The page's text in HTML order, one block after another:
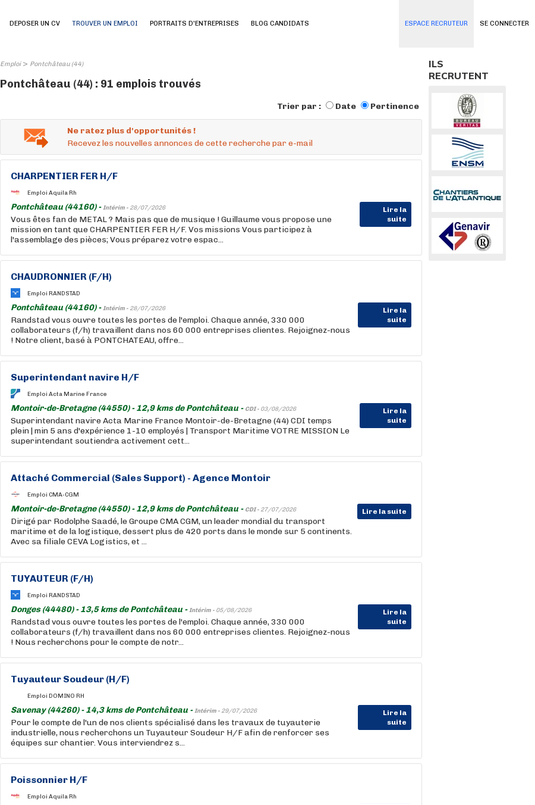
SE CONNECTER
DEPOSER UN CV TROUVER UN EMPLOI PORTRAITS D'ENTREPRISES BLOG CANDIDATS ESPACE RECRUTEUR
Emploi> Pontchâteau (44)
Pontchâteau (44) : 91 emplois trouvés
Trier par : Date Pertinence
Ne ratez plus d'opportunités !
Recevez les nouvelles annonces de cette recherche par e-mail
CHARPENTIER FER H/F
Emploi Aquila Rh
Pontchâteau (44160) -Intérim - 28/07/2026
Lire la
suite
Vous êtes fan de METAL ? Mais pas que de musique ! Guillaume vous propose une
mission en tant que CHARPENTIER FER H/F. Vos missions Vous participez à
l'assemblage des pièces; Vous préparez votre espac...
CHAUDRONNIER (F/H)
Emploi RANDSTAD
Pontchâteau (44160) -Intérim - 28/07/2026
Lire la
suite
Randstad vous ouvre toutes les portes de l'emploi. Chaque année, 330 000
collaborateurs (f/h) travaillent dans nos 60 000 entreprises clientes. Rejoignez-nous
! Notre client, basé à PONTCHATEAU, offre...
Superintendant navire H/F
Emploi Acta Marine France
Montoir-de-Bretagne (44550) - 12,9 kms de Pontchâteau - CDI - 03/08/2026
Lire la
suite
Superintendant navire Acta Marine France Montoir-de-Bretagne (44) CDI temps
plein | min 5 ans d'expérience 1-10 employés | Transport Maritime VOTRE MISSION Le
superintendant soutiendra activement cett...
Attaché Commercial (Sales Support) - Agence Montoir
Emploi CMA-CGM
Montoir-de-Bretagne (44550) - 12,9 kms de Pontchâteau - CDI - 27/07/2026 Lire la suite
Dirigé par Rodolphe Saadé, le Groupe CMA CGM, un leader mondial du transport
maritime et de la logistique, dessert plus de 420 ports dans le monde sur 5 continents.
Avec sa filiale CEVA Logistics, et ...
TUYAUTEUR (F/H)
Emploi RANDSTAD
Donges (44480) - 13,5 kms de Pontchâteau -Intérim - 05/08/2026
Lire la
suite
Randstad vous ouvre toutes les portes de l'emploi. Chaque année, 330 000
collaborateurs (f/h) travaillent dans nos 60 000 entreprises clientes. Rejoignez-nous
! Nous recherchons pour le compte de notr...
Tuyauteur Soudeur (H/F)
Emploi DOMINO RH
Savenay (44260) - 14,3 kms de Pontchâteau -Intérim - 29/07/2026
Lire la
suite
Pour le compte de l'un de nos clients spécialisé dans les travaux de tuyauterie
industrielle, nous recherchons un Tuyauteur Soudeur H/F afin de renforcer ses
équipes sur chantier. Vous interviendrez s...
Poissonnier H/F
Emploi Aquila Rh
ILS
RECRUTENT